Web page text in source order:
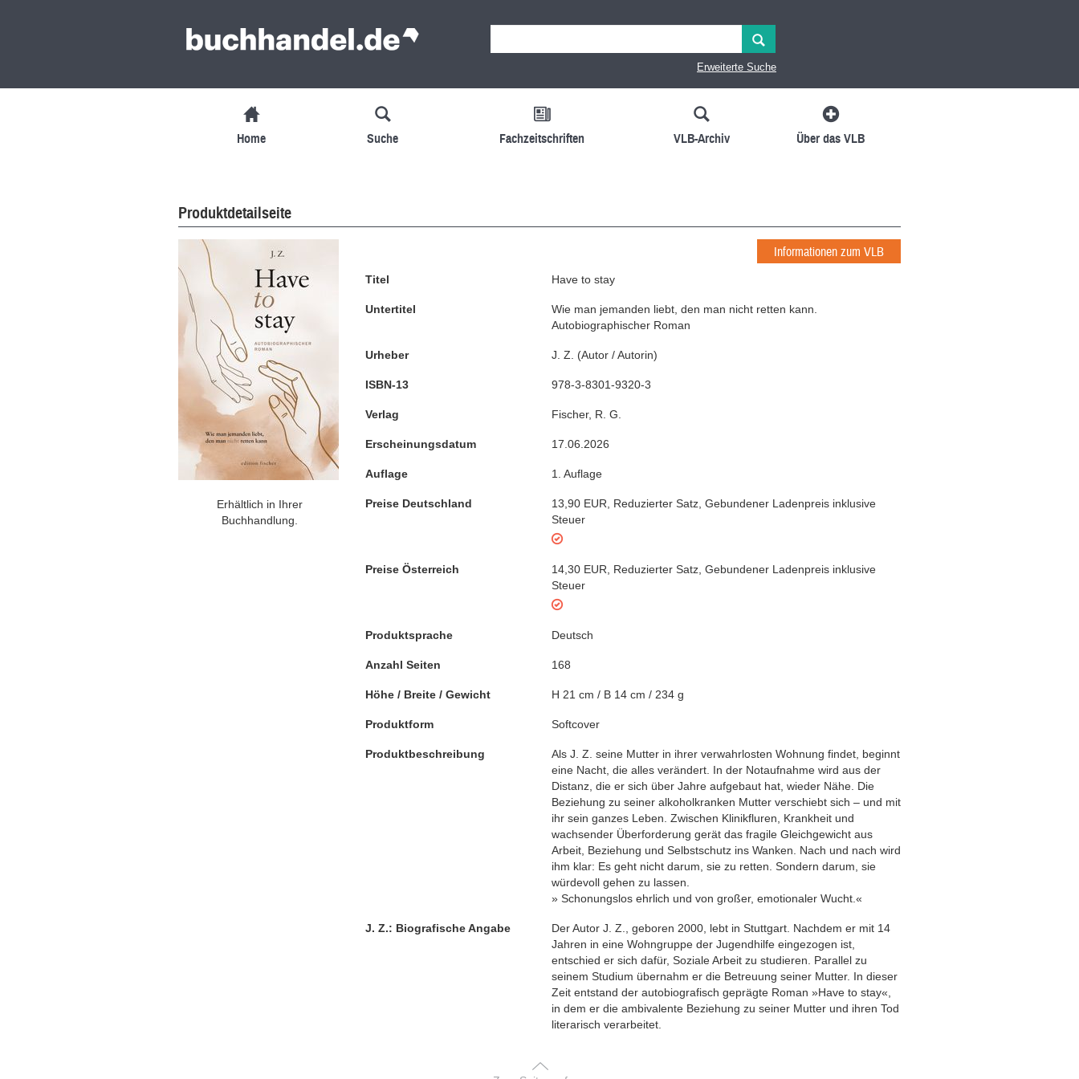
Erweiterte Suche
Home Suche Fachzeitschriften VLB-Archiv Über das VLB
Produktdetailseite
Erhältlich in Ihrer
Buchhandlung.
Informationen zum VLB
Titel Have to stay
Untertitel
Wie man jemanden liebt, den man nicht retten kann.
Autobiographischer Roman
Urheber J. Z. (Autor / Autorin)
ISBN-13 978-3-8301-9320-3
Verlag Fischer, R. G.
Erscheinungsdatum 17.06.2026
Auflage 1. Auflage
Preise Deutschland 13,90 EUR Reduzierter Satz Gebundener Ladenpreis inklusive
Steuer
Preise Österreich 14,30 EUR Reduzierter Satz Gebundener Ladenpreis inklusive
Steuer
Produktsprache Deutsch
Anzahl Seiten 168
Höhe / Breite / Gewicht H 21 cm / B 14 cm / 234 g
Produktform Softcover
Produktbeschreibung
Als J. Z. seine Mutter in ihrer verwahrlosten Wohnung findet, beginnt
eine Nacht, die alles verändert. In der Notaufnahme wird aus der
Distanz, die er sich über Jahre aufgebaut hat, wieder Nähe. Die
Beziehung zu seiner alkoholkranken Mutter verschiebt sich – und mit
ihr sein ganzes Leben. Zwischen Klinikfluren, Krank­heit und
wachsender Überforderung gerät das fragile Gleichgewicht aus
Arbeit, Beziehung und Selbstschutz ins Wanken. Nach und nach wird
ihm klar: Es geht nicht darum, sie zu retten. Sondern darum, sie
würde­voll gehen zu lassen.
» Schonungslos ehrlich und von großer, emotionaler Wucht.«
J. Z.: Biografische Angabe
Der Autor J. Z., geboren 2000, lebt in Stuttgart. Nachdem er mit 14
Jahren in eine Wohngruppe der Jugendhilfe eingezogen ist,
entschied er sich dafür, Soziale Arbeit zu studieren. Parallel zu
seinem Studium übernahm er die Betreuung seiner Mutter. In dieser
Zeit entstand der autobiografisch geprägte Roman »Have to stay«,
in dem er die ambivalente Beziehung zu seiner Mutter und ihren Tod
literarisch verarbeitet.